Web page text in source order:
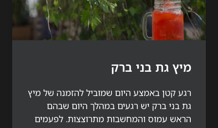
גת בני ברק
קטן באמצע היום שמוביל להזמנה של מיץ
ברק יש רגעים במהלך היום שבהם
עמוס והמחשבות מתרוצצות. לפעמים